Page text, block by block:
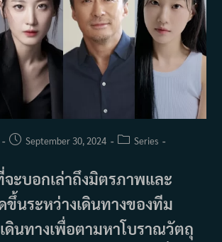
PostSeptember 30, 2024
PostSeries
ะบอกเล่าถึงมิตรภาพและ
ขึ้นระหว่างเดินทางของทีม
ดินทางเพื่อตามหาโบราณวัตถุ